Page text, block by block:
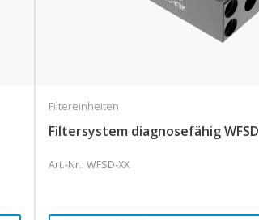
Filtereinheiten
Filtersystem diagnosefähig WFSD
Art.-Nr.: WFSD-XX